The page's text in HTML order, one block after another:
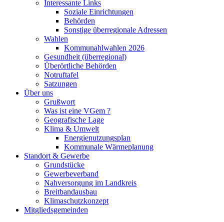
Interessante Links
Soziale Einrichtungen
Behörden
Sonstige überregionale Adressen
Wahlen
Kommunahlwahlen 2026
Gesundheit (überregional)
Überörtliche Behörden
Notruftafel
Satzungen
Über uns
Grußwort
Was ist eine VGem ?
Geografische Lage
Klima & Umwelt
Energienutzungsplan
Kommunale Wärmeplanung
Standort & Gewerbe
Grundstücke
Gewerbeverband
Nahversorgung im Landkreis
Breitbandausbau
Klimaschutzkonzept
Mitgliedsgemeinden